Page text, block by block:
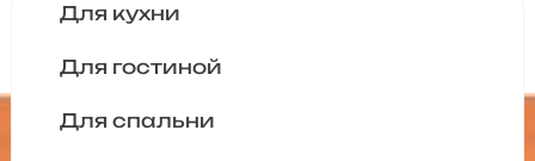
Для кухни
Для гостиной
Для спальни